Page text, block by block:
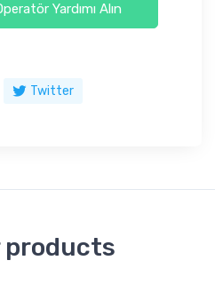
Yardımı Alın
Twitter
products